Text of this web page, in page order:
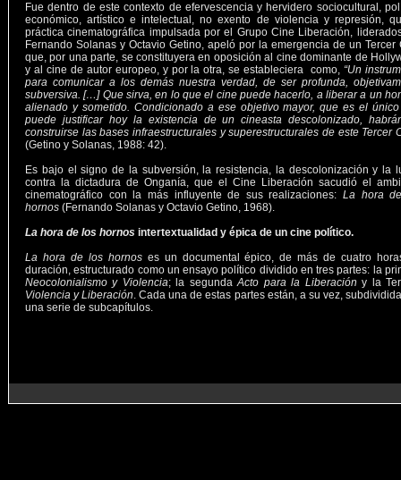
Fue dentro de este contexto de efervescencia y hervidero sociocultural,
económico, artístico e intelectual, no exento de violencia y represión,
práctica cinematográfica impulsada por el Grupo Cine Liberación,
Fernando Solanas y Octavio Getino, apeló por la emergencia de un Tercer
que, por una parte, se constituyera en oposición al cine dominante de
y al cine de autor europeo, y por la otra, se estableciera como, “Un
para comunicar a los demás nuestra verdad, de ser profunda,
subversiva. […] Que sirva, en lo que el cine puede hacerlo, a liberar a un
alienado y sometido. Condicionado a ese objetivo mayor, que es el
puede justificar hoy la existencia de un cineasta descolonizado,
construirse las bases infraestructurales y superestructurales de este Tercer
(Getino y Solanas, 1988: 42).
Es bajo el signo de la subversión, la resistencia, la descolonización y la
contra la dictadura de Onganía, que el Cine Liberación sacudió el
cinematográfico con la más influyente de sus realizaciones:La hora
hornos (Fernando Solanas y Octavio Getino, 1968).
La hora de los hornos intertextualidad y épica de un cine político.
La hora de los hornos es un documental épico, de más de cuatro
duración, estructurado como un ensayo político dividido en tres partes: la
Neocolonialismo y Violencia; la segundaActo para la Liberación y la
Violencia y Liberación. Cada una de estas partes están, a su vez,
una serie de subcapítulos.